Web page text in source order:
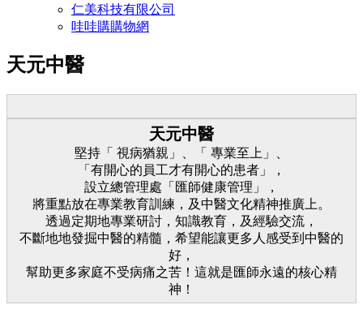
仁美科技有限公司
哇哇購購物網
天元中醫
天元中醫
堅持「 視病猶親」、「 專業至上」、
「有開心的員工才有開心的患者」，
設立總管理處「匯師健康管理」，
將重點放在專業教育訓練，及中醫文化精神推廣上。
透過定期地專業研討，知識教育，及經驗交流，
不斷地地發掘中醫的精髓，希望能讓更多人感受到中醫的
好，
幫助更多家庭不受病痛之苦！這就是匯師永遠的核心精
神！